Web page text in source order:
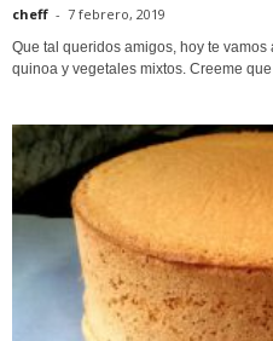
cheff - 7 febrero, 2019
Que tal queridos amigos, hoy te
quinoa y vegetales mixtos. Creeme